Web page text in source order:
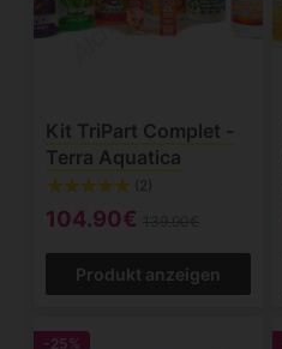
Kit TriPart Complet -
Terra Aquatica
(2)
104.90€
Produkt anzeigen
-25%